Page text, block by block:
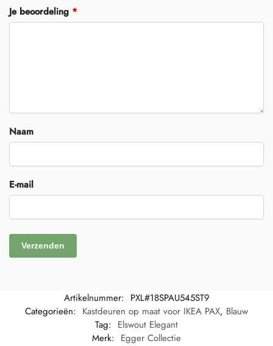
Je beoordeling *
Naam
E-mail
Artikelnummer: PXL#18SPAU545ST9
Categorieën: Kastdeuren op maat voor IKEA PAX, Blauw
Tag: Elswout Elegant
Merk: Egger Collectie